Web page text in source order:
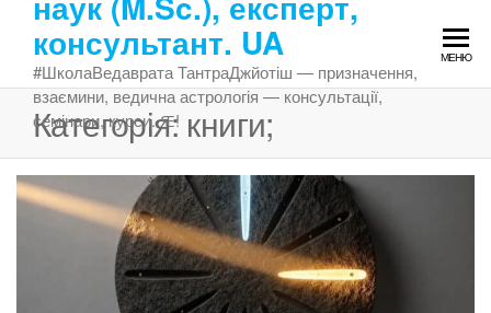
Перейти
змістуконсультант. UA
#ШколаВедаврата ТантраДжйотіш — призначення,
взаємини, ведична астрологія — консультації,
семінари, курси. Ԙ!
МЕНЮ
Категорія: книги;